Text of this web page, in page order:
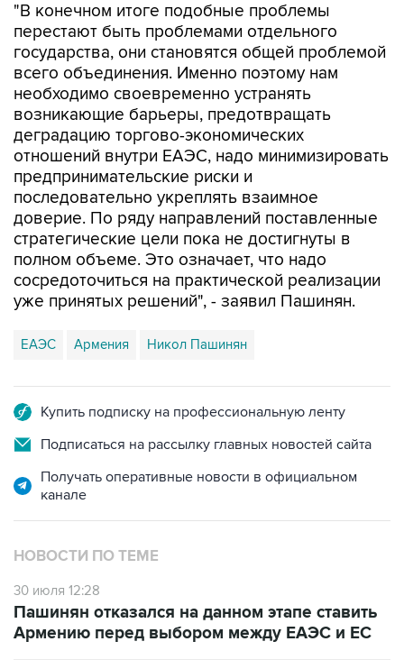
"В конечном итоге подобные проблемы
перестают быть проблемами отдельного
государства, они становятся общей проблемой
всего объединения. Именно поэтому нам
необходимо своевременно устранять
возникающие барьеры, предотвращать
деградацию торгово-экономических
отношений внутри ЕАЭС, надо минимизировать
предпринимательские риски и
последовательно укреплять взаимное
доверие. По ряду направлений поставленные
стратегические цели пока не достигнуты в
полном объеме. Это означает, что надо
сосредоточиться на практической реализации
уже принятых решений", - заявил Пашинян.
ЕАЭС Армения Никол Пашинян
Купить подписку на профессиональную ленту
Подписаться на рассылку главных новостей сайта
Получать оперативные новости в официальном
канале
НОВОСТИ ПО ТЕМЕ
30 июля 12:28
Пашинян отказался на данном этапе ставить
Армению перед выбором между ЕАЭС и ЕС